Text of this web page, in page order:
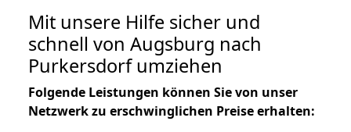
Mit unsere Hilfe sicher und
schnell von Augsburg nach
Purkersdorf umziehen
Folgende Leistungen können Sie von unser
Netzwerk zu erschwinglichen Preise erhalten: